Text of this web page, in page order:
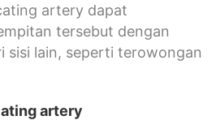
artery dapat
tersebut dengan
sisi lain, seperti terowongan
artery